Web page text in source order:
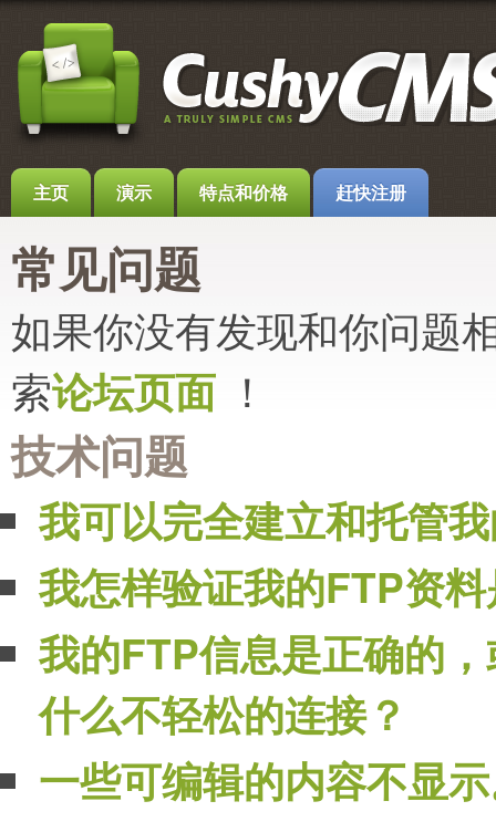
主页 演示 特点和价格 赶快注册
常见问题
如果你没有发现和你问题
索论坛页面 ！
技术问题
我可以完全建立和托管
我怎样验证我的FTP资
我的FTP信息是正确的
什么不轻松的连接？
一些可编辑的内容不显